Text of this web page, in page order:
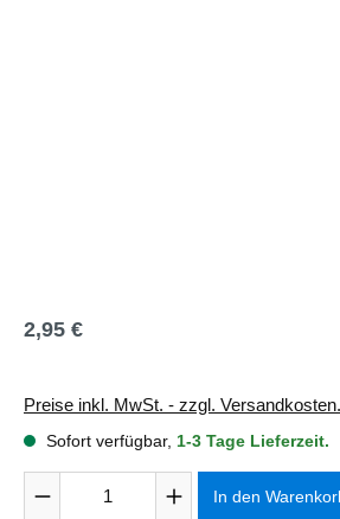
Regulärer Preis:
2,95 €
Preise inkl. MwSt. - zzgl. Versandkosten.
Sofort verfügbar, 1-3 Tage Lieferzeit.
Produkt Anzahl: Gib den
In den